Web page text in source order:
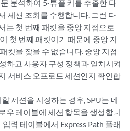
분석하여 5-튜플 키를 추출한 다
세션 조회를 수행합니다. 그런 다
는 첫 번째 패킷을 중앙 지점으로
첫 번째 패킷이기 때문에 중앙 지
킷을 찾을 수 없습니다. 중앙 지점
하고 사용자 구성 정책과 일치시켜
서비스 오프로드 세션인지 확인합
세션을 지정하는 경우, SPU는 네
우 테이블에 세션 항목을 생성합니
입력 테이블에서 Express Path 플래